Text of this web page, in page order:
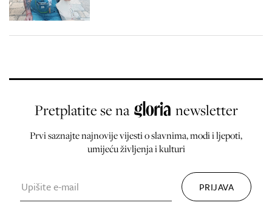
Pretplatite se na newsletter
Prvi saznajte najnovije vijesti o slavnima, modi i ljepoti,
umijeću življenja i kulturi